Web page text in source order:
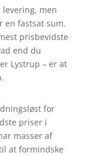
men
en fastsat sum.
prisbevidste
end du
Lystrup – er at
for
priser i
masser af
at formindske